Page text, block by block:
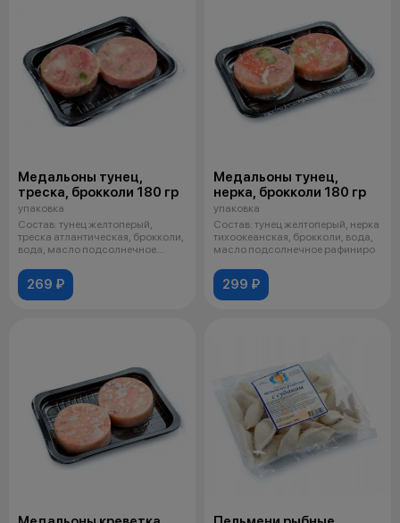
Медальоны тунец,
треска, брокколи 180 гр
упаковка
Состав: тунец желтоперый,
треска атлантическая, брокколи,
вода, масло подсолнечное
269 ₽
Медальоны тунец,
нерка, брокколи 180 гр
упаковка
Состав: тунец желтоперый, нерка
тихоокеанская, брокколи, вода,
масло подсолнечное рафиниро
299 ₽